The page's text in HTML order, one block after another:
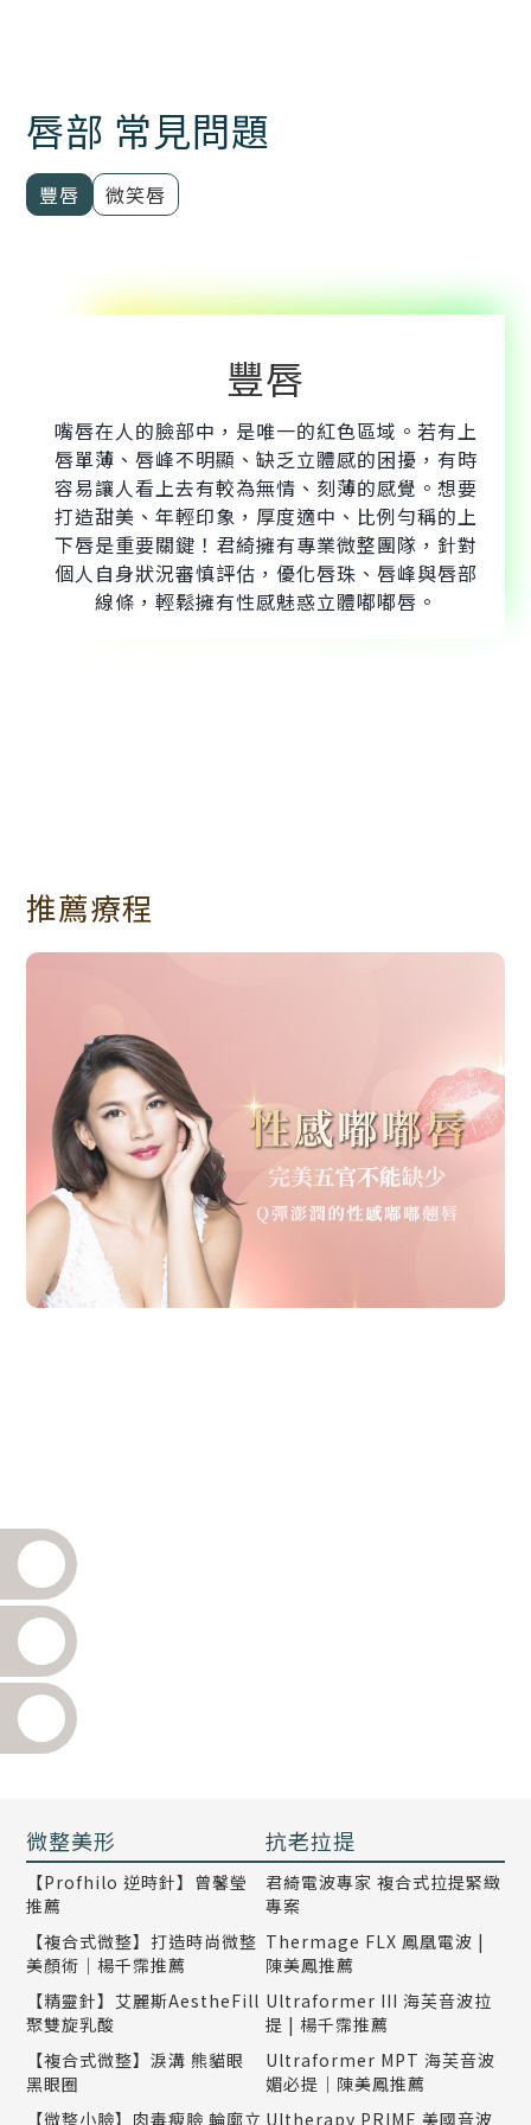
唇部 常見問題
豐唇 微笑唇
豐唇
嘴唇在人的臉部中，是唯一的紅色區域。若有上
唇單薄、唇峰不明顯、缺乏立體感的困擾，有時
容易讓人看上去有較為無情、刻薄的感覺。想要
打造甜美、年輕印象，厚度適中、比例勻稱的上
下唇是重要關鍵！君綺擁有專業微整團隊，針對
個人自身狀況審慎評估，優化唇珠、唇峰與唇部
線條，輕鬆擁有性感魅惑立體嘟嘟唇。
推薦療程
微整美形
【Profhilo 逆時針】曾馨瑩
推薦
【複合式微整】打造時尚微整
美顏術｜楊千霈推薦
【精靈針】艾麗斯AestheFill
聚雙旋乳酸
【複合式微整】淚溝 熊貓眼
黑眼圈
【微整小臉】肉毒瘦臉 輪廓立
抗老拉提
君綺電波專家 複合式拉提緊緻
專案
Thermage FLX 鳳凰電波 |
陳美鳳推薦
Ultraformer III 海芙音波拉
提 | 楊千霈推薦
Ultraformer MPT 海芙音波
媚必提｜陳美鳳推薦
Ultherapy PRIME 美國音波